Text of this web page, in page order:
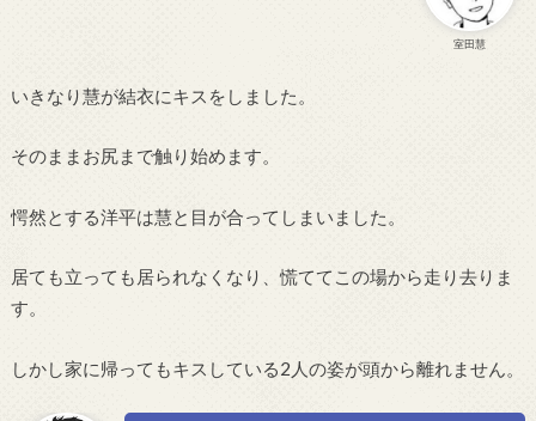
室田慧
いきなり慧が結衣にキスをしました。
そのままお尻まで触り始めます。
愕然とする洋平は慧と目が合ってしまいました。
居ても立っても居られなくなり、慌ててこの場から走り去りま
す。
しかし家に帰ってもキスしている2人の姿が頭から離れません。